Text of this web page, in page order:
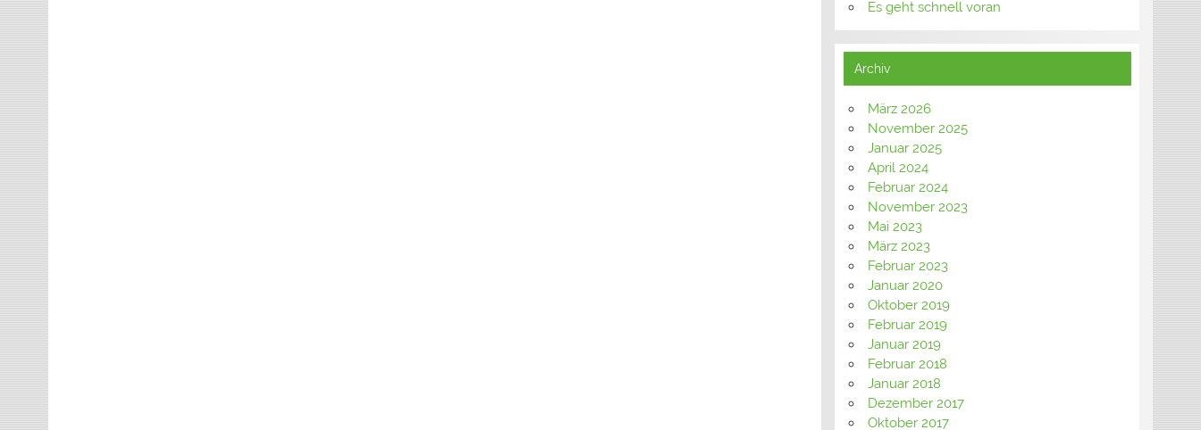
Es geht schnell voran
Archiv
März 2026
November 2025
Januar 2025
April 2024
Februar 2024
November 2023
Mai 2023
März 2023
Februar 2023
Januar 2020
Oktober 2019
Februar 2019
Januar 2019
Februar 2018
Januar 2018
Dezember 2017
Oktober 2017